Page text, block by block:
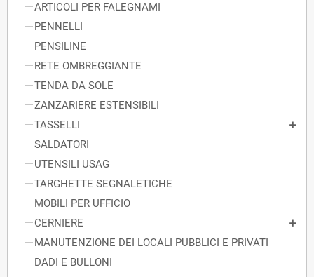
ARTICOLI PER FALEGNAMI
PENNELLI
PENSILINE
RETE OMBREGGIANTE
TENDA DA SOLE
ZANZARIERE ESTENSIBILI
TASSELLI
SALDATORI
UTENSILI USAG
TARGHETTE SEGNALETICHE
MOBILI PER UFFICIO
CERNIERE
MANUTENZIONE DEI LOCALI PUBBLICI E PRIVATI
DADI E BULLONI